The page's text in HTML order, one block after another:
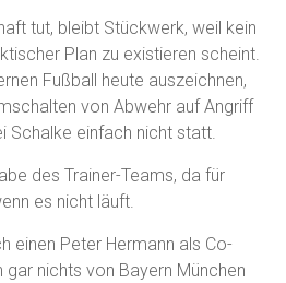
tut, bleibt Stückwerk, weil kein
Plan zu existieren scheint.
Fußball heute auszeichnen,
von Abwehr auf Angriff
Schalke einfach nicht statt.
des Trainer-Teams, da für
es nicht läuft.
einen Peter Hermann als Co-
gar nichts von Bayern München